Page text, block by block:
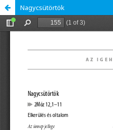
Nagycsütörtök